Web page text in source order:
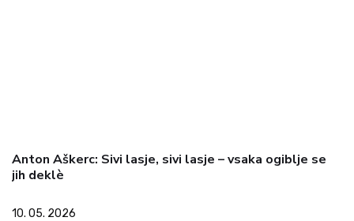
Anton Aškerc: Sivi lasje, sivi lasje – vsaka ogiblje se
jih deklè
10. 05. 2026